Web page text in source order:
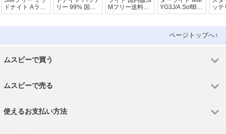
ドナイト Aラン
ク
リー 99% 国内
版 SIMフリー
Mフリー送料無
料
YG3J/A SoftBan
k版SIMフリ
ッテ
7331
ページトップへ↑
ムスビーで買う
ムスビーで売る
使えるお支払い方法